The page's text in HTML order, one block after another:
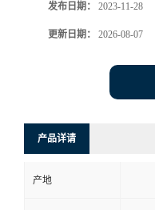
发布日期： 2023-11-28
更新日期： 2026-08-07
产品详请
产地